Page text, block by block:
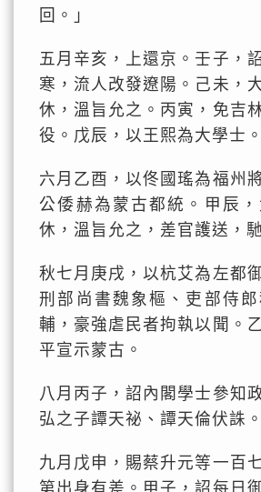
回。」
五月辛亥，上還京。壬子，
寒，流人改發遼陽。己未，
休，溫旨允之。丙寅，免吉
役。戊辰，以王熙為大學士。
六月乙酉，以佟國瑤為福州
公倭赫為蒙古都統。甲辰
休，溫旨允之，差官護送，
秋七月庚戌，以杭艾為左都
刑部尚書魏象樞、吏部侍
輔，豪強虐民者拘執以聞。
平宣示蒙古。
八月丙子，詔內閣學士參知
弘之子譚天祕、譚天倫伏誅。
九月戊申，賜蔡升元等一百
第出身有差。甲子，詔每日